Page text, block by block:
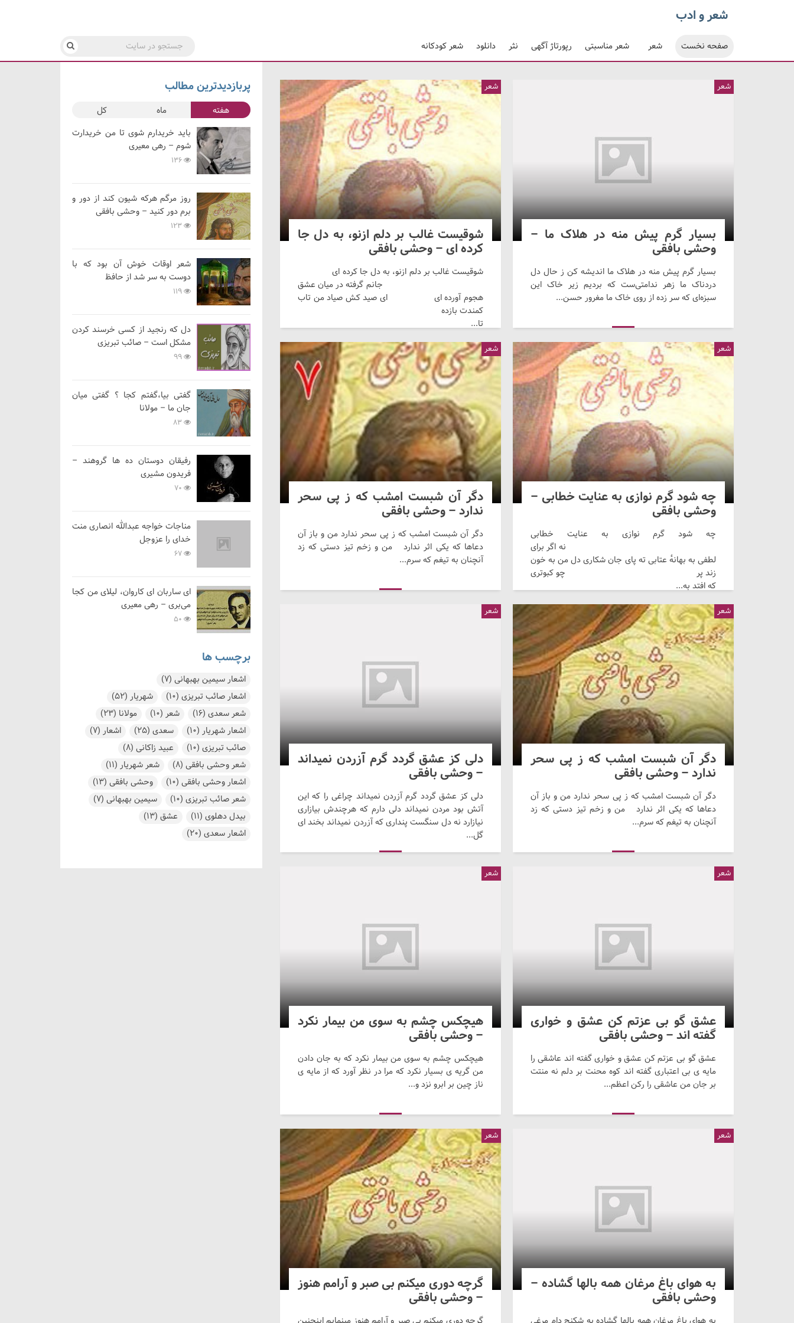
شعر و ادب
صفحه نخست شعر شعر مناسبتی رپورتاژ آگهی نثر دانلود شعر کودکانه
بسیار گرم پیش منه در هلاک ما –
وحشی بافقی
بسیار گرم پیش منه در هلاک ما اندیشه کن ز حال دل
دردناک ما زهر ندامتی‌ست که بردیم زیر خاک این
سبزه‌ای که سر زده از روی خاک ما مغرور حسن...
شعر
شوقيست غالب بر دلم ازنو، به دل جا
کرده ای – وحشی بافقی
شوقيست غالب بر دلم ازنو، به دل جا کرده ای
جانم گرفته در ميان عشق
هجوم آورده ای ای صيد کش صياد من تاب
کمندت بازده
تا...
شعر
چه شود گرم نوازی به عنایت خطابی –
وحشی بافقی
چه شود گرم نوازی به عنایت خطابی
نه اگر برای
لطفی به بهانهٔ عتابی ته پای جان شکاری دل من به خون
زند پر چو کبوتری
که افتد به...
شعر
دگر آن شبست امشب که ز پی سحر
ندارد – وحشی بافقی
دگر آن شبست امشب که ز پی سحر ندارد من و باز آن
دعاها که یکی اثر ندارد من و زخم تیز دستی که زد
آنچنان به تیغم که سرم...
شعر
دگر آن شبست امشب که ز پی سحر
ندارد – وحشی بافقی
دگر آن شبست امشب که ز پی سحر ندارد من و باز آن
دعاها که یکی اثر ندارد من و زخم تیز دستی که زد
آنچنان به تیغم که سرم...
شعر
دلی کز عشق گردد گرم آزردن نمیداند
– وحشی بافقی
دلی کز عشق گردد گرم آزردن نمیداند چراغی را که این
آتش بود مردن نمیداند دلی دارم که هرچندش بیازاری
نیازارد نه دل سنگست پنداری که آزردن نمیداند بخند ای
گل...
شعر
عشق گو بی عزتم کن عشق و خواری
گفته اند – وحشی بافقی
عشق گو بی عزتم کن عشق و خواری گفته اند عاشقی را
مایه ی بی اعتباری گفته اند کوه محنت بر دلم نه منتت
بر جان من عاشقی را رکن اعظم...
شعر
هیچکس چشم به سوی من بیمار نکرد
– وحشی بافقی
هیچکس چشم به سوی من بیمار نکرد که به جان دادن
من گریه ی بسیار نکرد که مرا در نظر آورد که از مایه ی
ناز چین بر ابرو نزد و...
شعر
به هوای باغ مرغان همه بالها گشاده –
وحشی بافقی
شعر
گرچه دوری میکنم بی صبر و آرامم هنوز
– وحشی بافقی
شعر
پربازدیدترین مطالب
هفته ماه کل
باید خریدارم شوی تا من خریدارت
شوم – رهی معیری
136
روز مرگم هرکه شیون کند از دور و
برم دور کنید – وحشی بافقی
123
شعر اوقات خوش آن بود که با
دوست به سر شد از حافظ
119
دل که رنجید از کسی خرسند کردن
مشکل است – صائب تبریزی
99
گفتی بیا،گفتم کجا ؟ گفتی میان
جان ما – مولانا
83
رفیقان دوستان ده ها گروهند –
فریدون مشیری
70
مناجات خواجه عبدالله انصاری منت
خدای را عزوجل
67
ای ساربان ای کاروان، لیلای من کجا
می‌بری – رهی معیری
50
برچسب ها
اشعار سیمین بهبهانی (7)
اشعار صائب تبریزی (10) شهریار (52)
شعر سعدی (16) شعر (10) مولانا (23)
اشعار شهریار (10) سعدی (25) اشعار (7)
صائب تبریزی (10) عبید زاکانی (8)
شعر وحشی بافقی (8) شعر شهریار (11)
اشعار وحشی بافقی (10) وحشی بافقی (13)
شعر صائب تبریزی (10) سیمین بهبهانی (7)
بیدل دهلوی (11) عشق (13)
اشعار سعدی (20)